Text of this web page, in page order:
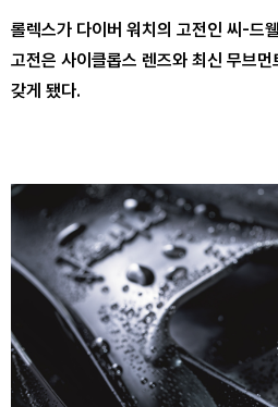
롤렉스가 다이버 워치의 고전인 씨-드
고전은 사이클롭스 렌즈와 최신 무브
갖게 됐다.